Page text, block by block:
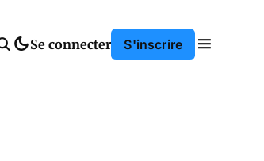
Se connecter S'inscrire